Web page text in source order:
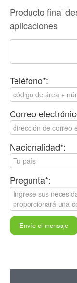
Producto final
aplicaciones
Teléfono*:
Correo
Nacionalidad*:
Pregunta*:
Envíe el mensaje